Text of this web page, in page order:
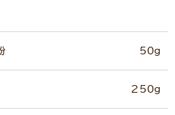
50g
250g